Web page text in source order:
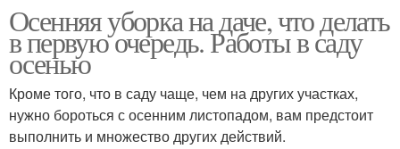
Уборка на дачном
участке
Осенняя уборка на даче, что делать
в первую очередь. Работы в саду
осенью
Кроме того, что в саду чаще, чем на других участках,
нужно бороться с осенним листопадом, вам предстоит
выполнить и множество других действий.